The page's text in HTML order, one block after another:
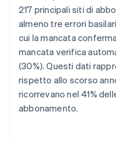
217 principali siti di
almeno tre errori
cui la mancata
mancata verifica
(30%). Questi dati
rispetto allo scorso
ricorrevano nel 41%
abbonamento.